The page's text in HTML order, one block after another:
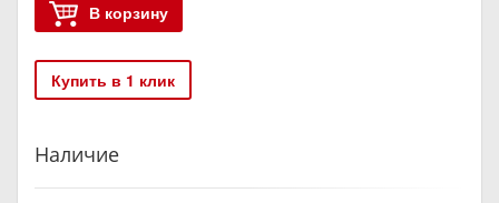
В корзину
Купить в 1 клик
Наличие